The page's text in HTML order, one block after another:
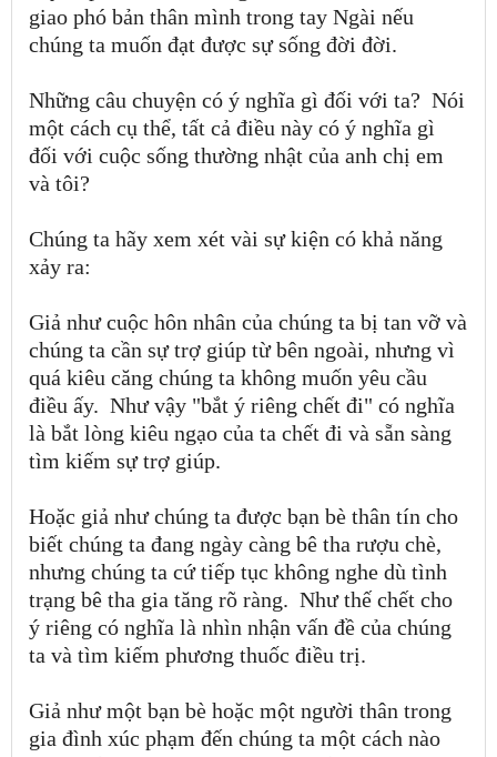
giao phó bản thân mình trong tay Ngài nếu
chúng ta muốn đạt được sự sống đời đời.
Những câu chuyện có ý nghĩa gì đối với ta? Nói
một cách cụ thể, tất cả điều này có ý nghĩa gì
đối với cuộc sống thường nhật của anh chị em
và tôi?
Chúng ta hãy xem xét vài sự kiện có khả năng
xảy ra:
Giả như cuộc hôn nhân của chúng ta bị tan vỡ và
chúng ta cần sự trợ giúp từ bên ngoài, nhưng vì
quá kiêu căng chúng ta không muốn yêu cầu
điều ấy. Như vậy "bắt ý riêng chết đi" có nghĩa
là bắt lòng kiêu ngạo của ta chết đi và sẵn sàng
tìm kiếm sự trợ giúp.
Hoặc giả như chúng ta được bạn bè thân tín cho
biết chúng ta đang ngày càng bê tha rượu chè,
nhưng chúng ta cứ tiếp tục không nghe dù tình
trạng bê tha gia tăng rõ ràng. Như thế chết cho
ý riêng có nghĩa là nhìn nhận vấn đề của chúng
ta và tìm kiếm phương thuốc điều trị.
Giả như một bạn bè hoặc một người thân trong
gia đình xúc phạm đến chúng ta một cách nào